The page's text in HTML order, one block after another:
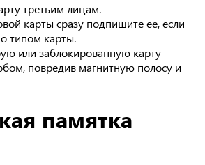
третьим лицам.
карты сразу подпишите ее, если
типом карты.
или заблокированную карту
повредив магнитную полосу и
памятка